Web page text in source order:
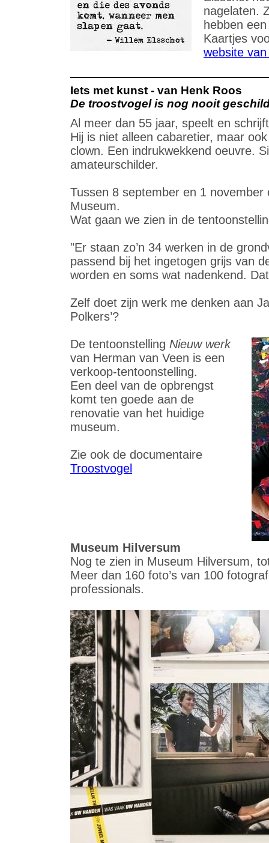
nagelaten.
hebben
Kaartjes
website
Iets met kunst - van Henk Roos
De troostvogel is nog nooit
Al meer dan 55 jaar, speelt en
Hij is niet alleen cabaretier, maar
clown. Een indrukwekkend oeuvre.
amateurschilder.
Tussen 8 september en 1
Museum.
Wat gaan we zien in de
"Er staan zo’n 34 werken in de
passend bij het ingetogen grijs van
worden en soms wat nadenkend.
Zelf doet zijn werk me denken aan
Polkers’?
De tentoonstelling Nieuw werk
van Herman van Veen is een
verkoop-tentoonstelling.
Een deel van de opbrengst
komt ten goede aan de
renovatie van het huidige
museum.
Zie ook de documentaire
Troostvogel
Museum Hilversum
Nog te zien in Museum Hilversum,
Meer dan 160 foto’s van 100
professionals.